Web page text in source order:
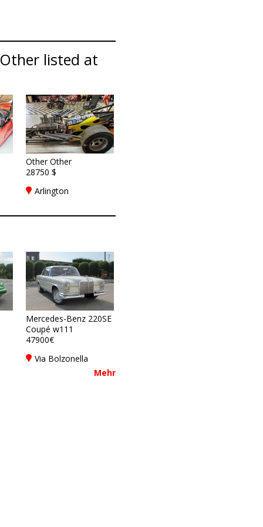
listed at
Other Other
28750 $
Arlington
Mercedes-Benz 220SE
Coupé w111
47900€
Via Bolzonella
35013 Cittadella -
Padova - PD, ItalyMehr